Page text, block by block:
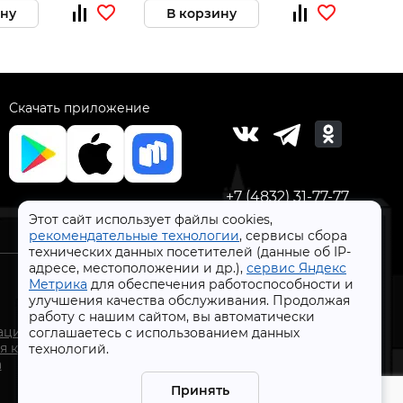
Этот сайт использует файлы cookies,
рекомендательные технологии, сервисы сбора
технических данных посетителей (данные об IP-
адресе, местоположении и др.), сервис Яндекс
Метрика для обеспечения работоспособности и
улучшения качества обслуживания. Продолжая
работу с нашим сайтом, вы автоматически
соглашаетесь с использованием данных
технологий.
Принять
В корзину
Скачать приложение
+7 (4832) 31-77-77
к
СтройлоН 1998-2026 г.
Публичная оферта
Обработка персональных данных
Политика конфиденциальности сервисов Яндекс